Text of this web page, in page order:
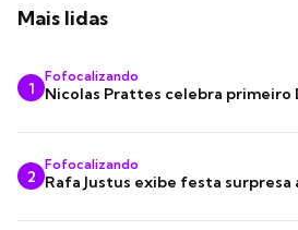
Mais lidas
1
Fofocalizando
Nicolas Prattes celebra primeiro
2
Fofocalizando
Rafa Justus exibe festa surpresa